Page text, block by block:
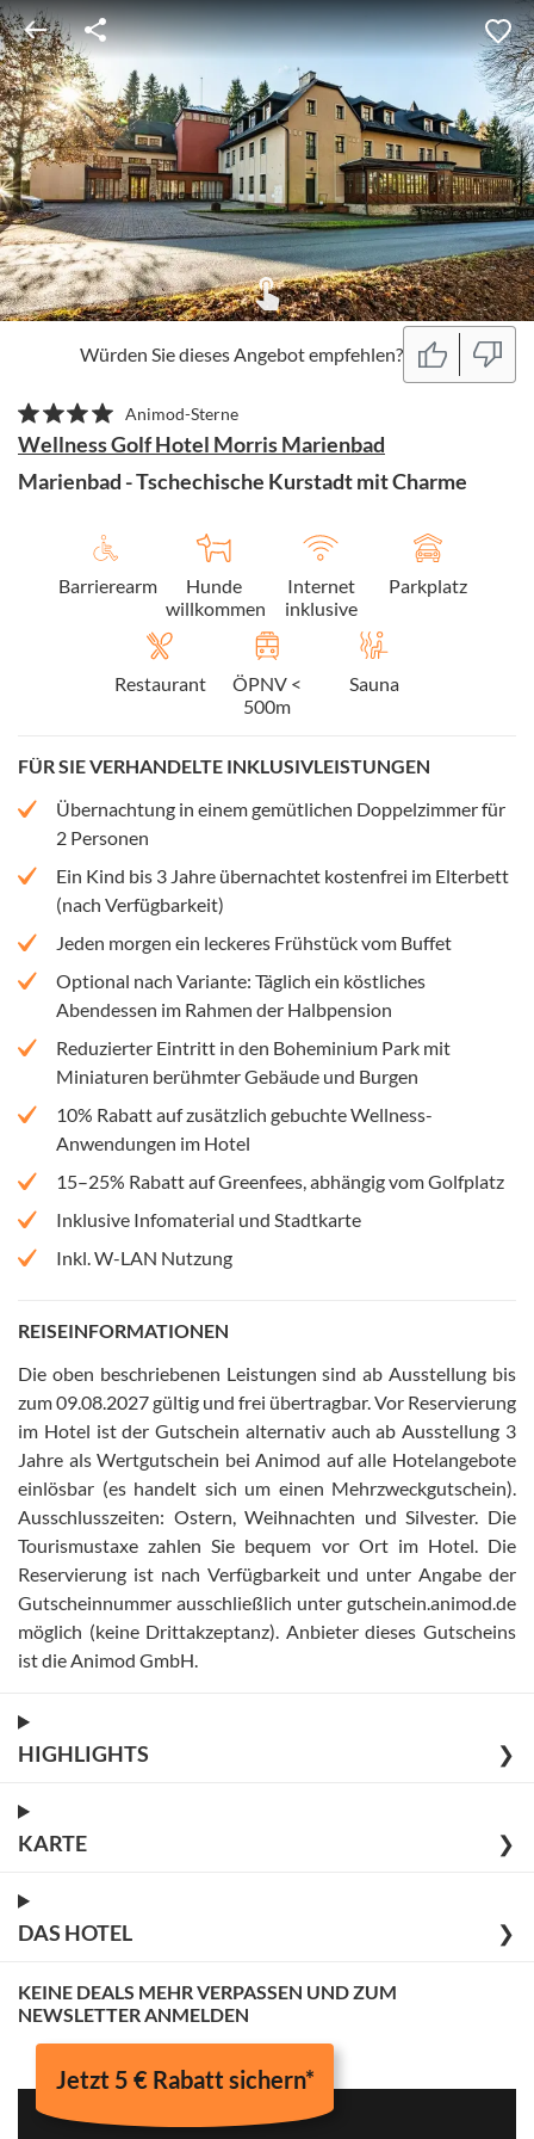
Würden Sie dieses Angebot empfehlen?
Animod-Sterne
Wellness Golf Hotel Morris Marienbad
Marienbad - Tschechische Kurstadt mit Charme
Barrierearm
Hunde
willkommen
Internet
inklusive
Parkplatz
Restaurant
ÖPNV <
500m
Sauna
FÜR SIE VERHANDELTE INKLUSIVLEISTUNGEN
Übernachtung in einem gemütlichen Doppelzimmer für
2 Personen
Ein Kind bis 3 Jahre übernachtet kostenfrei im Elterbett
(nach Verfügbarkeit)
Jeden morgen ein leckeres Frühstück vom Buffet
Optional nach Variante: Täglich ein köstliches
Abendessen im Rahmen der Halbpension
Reduzierter Eintritt in den Boheminium Park mit
Miniaturen berühmter Gebäude und Burgen
10% Rabatt auf zusätzlich gebuchte Wellness-
Anwendungen im Hotel
15–25% Rabatt auf Greenfees, abhängig vom Golfplatz
Inklusive Infomaterial und Stadtkarte
Inkl. W-LAN Nutzung
REISEINFORMATIONEN
Die oben beschriebenen Leistungen sind ab Ausstellung bis
zum 09.08.2027 gültig und frei übertragbar. Vor Reservierung
im Hotel ist der Gutschein alternativ auch ab Ausstellung 3
Jahre als Wertgutschein bei Animod auf alle Hotelangebote
einlösbar (es handelt sich um einen Mehrzweckgutschein)
Ausschlusszeiten: Ostern, Weihnachten und Silvester. Die
Tourismustaxe zahlen Sie bequem vor Ort im Hotel
Die
Reservierung ist nach Verfügbarkeit und unter Angabe der
Gutscheinnummer ausschließlich unter gutschein.animod.de
möglich (keine Drittakzeptanz) Anbieter dieses Gutscheins
ist die Animod GmbH
HIGHLIGHTS ❯
KARTE ❯
DAS HOTEL ❯
KEINE DEALS MEHR VERPASSEN UND ZUM
NEWSLETTER ANMELDEN
Jetzt 5 € Rabatt sichern*